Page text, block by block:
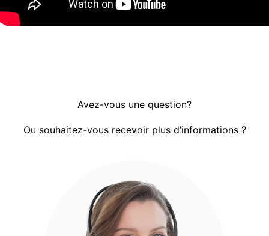
Avez-vous une question?
Ou souhaitez-vous recevoir plus d’informations ?